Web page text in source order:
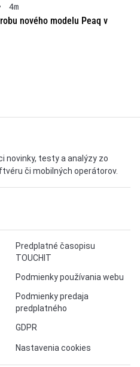
4m
nového modelu Peaq v
novinky, testy a analýzy zo
či mobilných operátorov.
Predplatné časopisu
TOUCHIT
Podmienky používania webu
Podmienky predaja
predplatného
GDPR
Nastavenia cookies